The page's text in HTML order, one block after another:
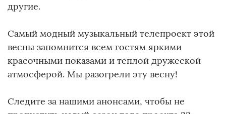
другие.
Самый модный музыкальный телепроект этой
весны запомнится всем гостям яркими
красочными показами и теплой дружеской
атмосферой. Мы разогрели эту весну!
Следите за нашими анонсами, чтобы не